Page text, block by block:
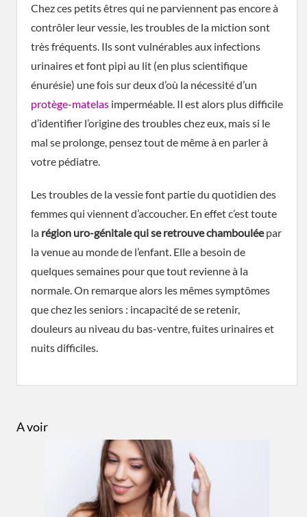
Chez ces petits êtres qui ne parviennent pas encore à
contrôler leur vessie, les troubles de la miction sont
très fréquents. Ils sont vulnérables aux infections
urinaires et font pipi au lit (en plus scientifique
énurésie) une fois sur deux d’où la nécessité d’un
protège-matelas imperméable. Il est alors plus difficile
d’identifier l’origine des troubles chez eux, mais si le
mal se prolonge, pensez tout de même à en parler à
votre pédiatre.
Les troubles de la vessie font partie du quotidien des
femmes qui viennent d’accoucher. En effet c’est toute
la région uro-génitale qui se retrouve chambouléepar
la venue au monde de l’enfant. Elle a besoin de
quelques semaines pour que tout revienne à la
normale. On remarque alors les mêmes symptômes
que chez les seniors : incapacité de se retenir,
douleurs au niveau du bas-ventre, fuites urinaires et
nuits difficiles.
A voir